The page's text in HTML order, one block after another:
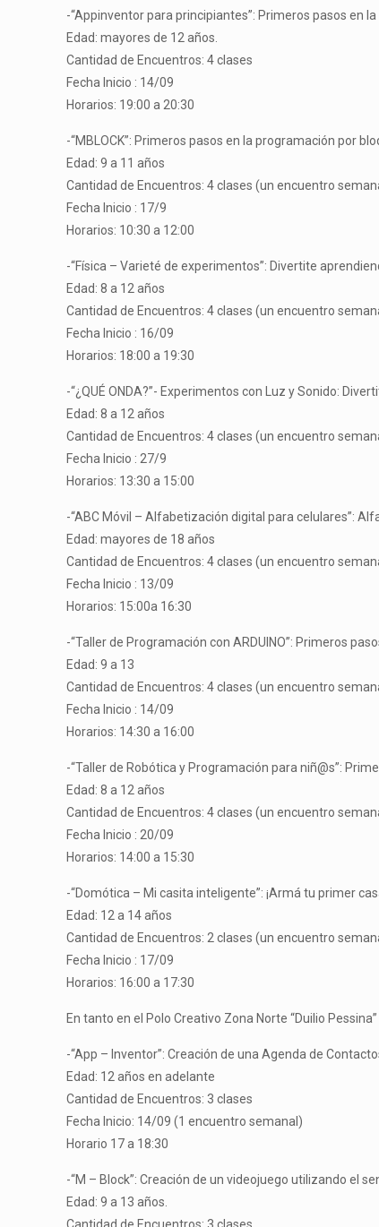
-“Appinventor para principiantes”: Primeros pasos en
Edad: mayores de 12 años.
Cantidad de Encuentros: 4 clases
Fecha Inicio : 14/09
Horarios: 19:00 a 20:30
-“MBLOCK”: Primeros pasos en la programación por
Edad: 9 a 11 años
Cantidad de Encuentros: 4 clases (un encuentro
Fecha Inicio : 17/9
Horarios: 10:30 a 12:00
-“Física – Varieté de experimentos”: Divertite
Edad: 8 a 12 años
Cantidad de Encuentros: 4 clases (un encuentro
Fecha Inicio : 16/09
Horarios: 18:00 a 19:30
-“¿QUÉ ONDA?”- Experimentos con Luz y Sonido:
Edad: 8 a 12 años
Cantidad de Encuentros: 4 clases (un encuentro
Fecha Inicio : 27/9
Horarios: 13:30 a 15:00
-“ABC Móvil – Alfabetización digital para celulares”:
Edad: mayores de 18 años
Cantidad de Encuentros: 4 clases (un encuentro
Fecha Inicio : 13/09
Horarios: 15:00a 16:30
-“Taller de Programación con ARDUINO”: Primeros
Edad: 9 a 13
Cantidad de Encuentros: 4 clases (un encuentro
Fecha Inicio : 14/09
Horarios: 14:30 a 16:00
-“Taller de Robótica y Programación para niñ@s”:
Edad: 8 a 12 años
Cantidad de Encuentros: 4 clases (un encuentro
Fecha Inicio : 20/09
Horarios: 14:00 a 15:30
-“Domótica – Mi casita inteligente”: ¡Armá tu primer
Edad: 12 a 14 años
Cantidad de Encuentros: 2 clases (un encuentro
Fecha Inicio : 17/09
Horarios: 16:00 a 17:30
En tanto en el Polo Creativo Zona Norte “Duilio
-“App – Inventor”: Creación de una Agenda de
Edad: 12 años en adelante
Cantidad de Encuentros: 3 clases
Fecha Inicio: 14/09 (1 encuentro semanal)
Horario 17 a 18:30
-“M – Block”: Creación de un videojuego utilizando el
Edad: 9 a 13 años.